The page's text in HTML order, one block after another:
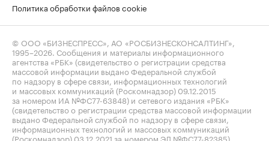
Политика обработки файлов cookie
© ООО «БИЗНЕСПРЕСС», АО «РОСБИЗНЕСКОНСАЛТИНГ»,
1995–2026 . Сообщения и материалы информационного
агентства «РБК» (свидетельство о регистрации средства
массовой информации выдано Федеральной службой
по надзору в сфере связи, информационных технологий
и массовых коммуникаций (Роскомнадзор) 09.12.2015
за номером ИА №ФС77-63848) и сетевого издания «РБК»
(свидетельство о регистрации средства массовой информации
выдано Федеральной службой по надзору в сфере связи,
информационных технологий и массовых коммуникаций
(Роскомнадзор) 03.12.2021 за номером ЭЛ №ФС77-82385)